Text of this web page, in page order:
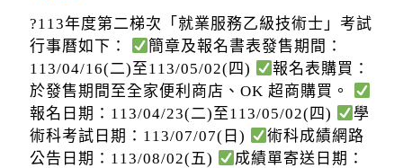
?113年度第二梯次「就業服務乙級技術士」考試
行事曆如下：
簡章及報名書表發售期間：
113/04/16(二)至113/05/02(四)
報名表購買：
於發售期間至全家便利商店、OK 超商購買。
報名日期：113/04/23(二)至113/05/02(四)
學
術科考試日期：113/07/07(日)
術科成績網路
公告日期：113/08/02(五)
成績單寄送日期：